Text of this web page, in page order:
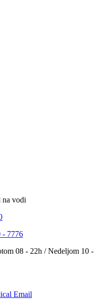
na vodi
- 7776
08 - 22h / Nedeljom 10 -